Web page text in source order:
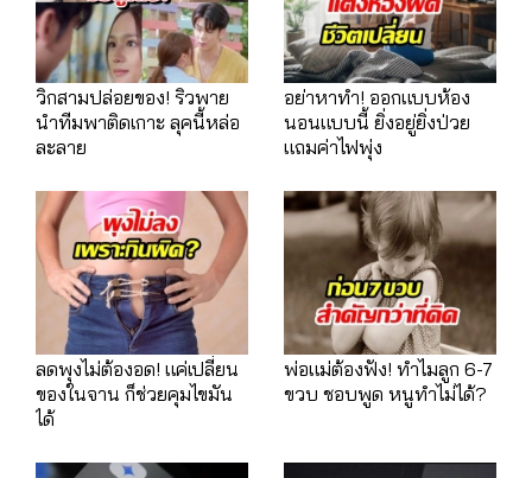
วิกสามปล่อยของ! ริวพาย
นำทีมพาติดเกาะ ลุคนี้หล่อ
ละลาย
อย่าหาทำ! ออกแบบห้อง
นอนแบบนี้ ยิ่งอยู่ยิ่งป่วย
แถมค่าไฟพุ่ง
ลดพุงไม่ต้องอด! แค่เปลี่ยน
ของในจาน ก็ช่วยคุมไขมัน
ได้
พ่อแม่ต้องฟัง! ทำไมลูก 6-7
ขวบ ชอบพูด หนูทำไม่ได้?